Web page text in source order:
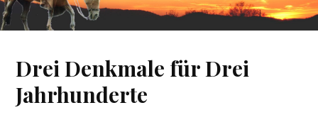
Drei Denkmale für Drei
Jahrhunderte